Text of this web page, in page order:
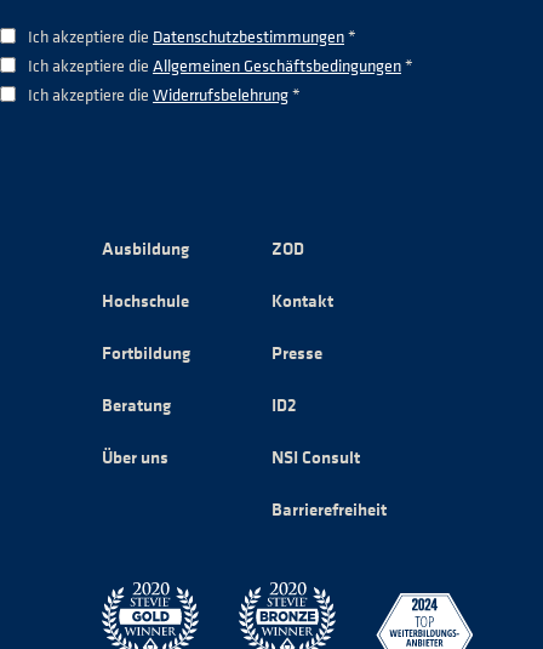
Ich akzeptiere die Datenschutzbestimmungen*
Ich akzeptiere die Allgemeinen Geschäftsbedingungen*
Ich akzeptiere die Widerrufsbelehrung*
Ausbildung
Hochschule
Fortbildung
Beratung
Über uns
ZOD
Kontakt
Presse
ID2
NSI Consult
Barrierefreiheit